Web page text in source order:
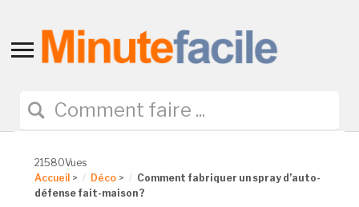
Toggle
navigation
21580Vues
Accueil > Déco >
Comment fabriquer un spray d’auto-
défense fait-maison ?